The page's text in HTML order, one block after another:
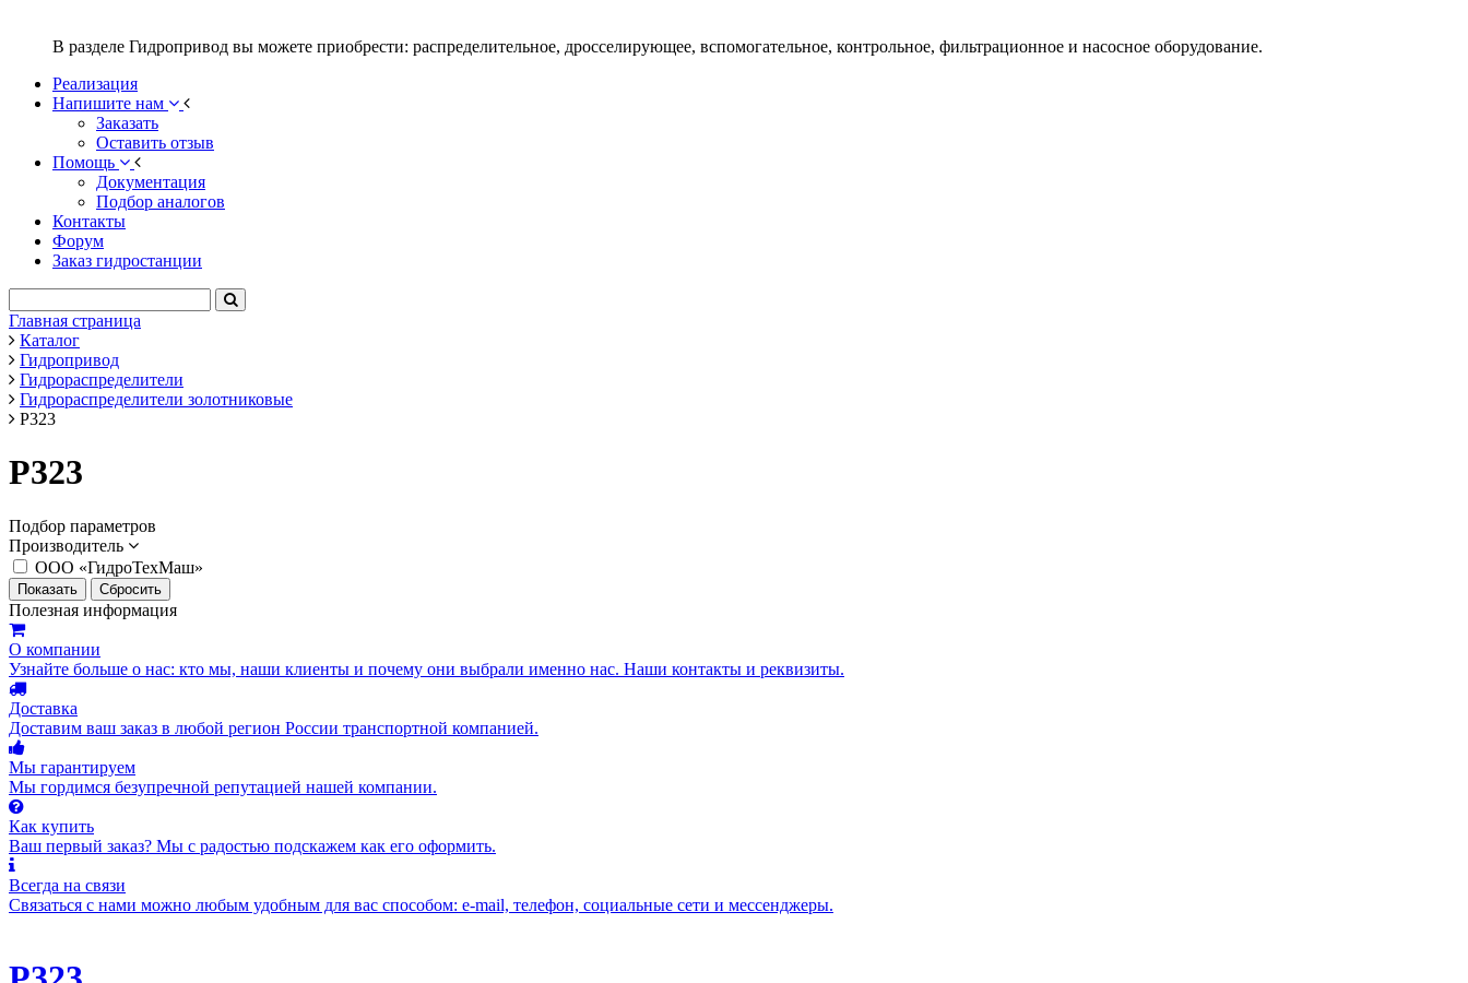
В разделе Гидропривод вы можете приобрести: распределительное, дросселирующее, вспомогательное, контрольное, фильтрационное и насосное оборудование.
Реализация
Напишите нам
Заказать
Оставить отзыв
Помощь
Документация
Подбор аналогов
Контакты
Форум
Заказ гидростанции
Главная страница
Каталог
Гидропривод
Гидрораспределители
Гидрораспределители золотниковые
Р323
Р323
Подбор параметров
Производитель
ООО «ГидроТехМаш»
Полезная информация
О компании
Узнайте больше о нас: кто мы, наши клиенты и почему они выбрали именно нас. Наши контакты и реквизиты.
Доставка
Доставим ваш заказ в любой регион России транспортной компанией.
Мы гарантируем
Мы гордимся безупречной репутацией нашей компании.
Как купить
Ваш первый заказ? Мы с радостью подскажем как его оформить.
Всегда на связи
Связаться с нами можно любым удобным для вас способом: e-mail, телефон, социальные сети и мессенджеры.